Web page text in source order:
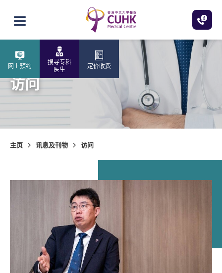
打开选单
网上预约
搜寻专科
医生
定价收费
访问
主页 讯息及刊物 访问